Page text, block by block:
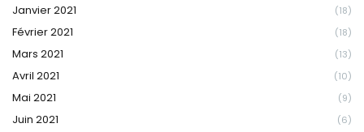
Janvier 2021 (18)
Février 2021 (18)
Mars 2021 (13)
Avril 2021 (10)
Mai 2021 (9)
Juin 2021 (6)